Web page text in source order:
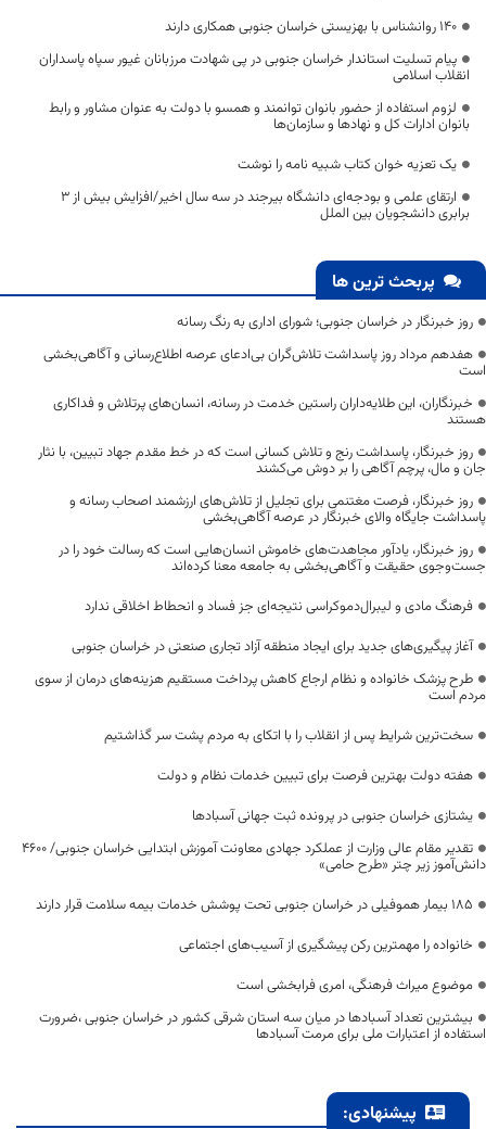
۱۴۰ روانشناس با بهزیستی خراسان جنوبی همکاری دارند
پیام تسلیت استاندار خراسان جنوبی در پی شهادت مرزبانان غیور سپاه پاسداران
انقلاب اسلامی
لزوم استفاده از حضور بانوان توانمند و همسو با دولت به عنوان مشاور و رابط
بانوان ادارات کل و نهادها و سازمان‌ها
یک تعزیه خوان کتاب شبیه نامه را نوشت
ارتقای علمی و بودجه‌ای دانشگاه بیرجند در سه سال اخیر/افزایش بیش از ۳
برابری دانشجویان بین الملل
پربحث ترین ها
روز خبرنگار در خراسان جنوبی؛ شورای اداری به رنگ رسانه
هفدهم مرداد روز پاسداشت تلاش‌گران بی‌ادعای عرصه اطلاع‌رسانی و آگاهی‌بخشی
است
خبرنگاران، این طلایه‌داران راستین خدمت در رسانه، انسان‌های پرتلاش و فداکاری
هستند
روز خبرنگار، پاسداشت رنج و تلاش کسانی است که در خط مقدم جهاد تبیین، با نثار
جان و مال، پرچم آگاهی را بر دوش می‌کشند
روز خبرنگار، فرصت مغتنمی برای تجلیل از تلاش‌های ارزشمند اصحاب رسانه و
پاسداشت جایگاه والای خبرنگار در عرصه آگاهی‌بخشی
روز خبرنگار، یادآور مجاهدت‌های خاموش انسان‌هایی است که رسالت خود را در
جست‌وجوی حقیقت و آگاهی‌بخشی به جامعه معنا کرده‌اند
فرهنگ مادی و لیبرال‌دموکراسی نتیجه‌ای جز فساد و انحطاط اخلاقی ندارد
آغاز پیگیری‌های جدید برای ایجاد منطقه آزاد تجاری صنعتی در خراسان جنوبی
طرح پزشک خانواده و نظام ارجاع کاهش پرداخت مستقیم هزینه‌های درمان از سوی
مردم است
سخت‌ترین شرایط پس از انقلاب را با اتکای به مردم پشت سر گذاشتیم
هفته دولت بهترین فرصت برای تبیین خدمات نظام و دولت
یشتازی خراسان جنوبی در پرونده ثبت جهانی آسبادها
تقدیر مقام عالی وزارت از عملکرد جهادی معاونت آموزش ابتدایی خراسان جنوبی/ ۴۶۰۰
دانش‌آموز زیر چتر «طرح حامی»
۱۸۵ بیمار هموفیلی در خراسان جنوبی تحت پوشش خدمات بیمه سلامت قرار دارند
خانواده را مهمترین رکن پیشگیری از آسیب‌های اجتماعی
موضوع میراث فرهنگی، امری فرابخشی است
بیشترین تعداد آسبادها در میان سه استان شرقی کشور در خراسان جنوبی ،ضرورت
استفاده از اعتبارات ملی برای مرمت آسبادها
پیشنهادی: